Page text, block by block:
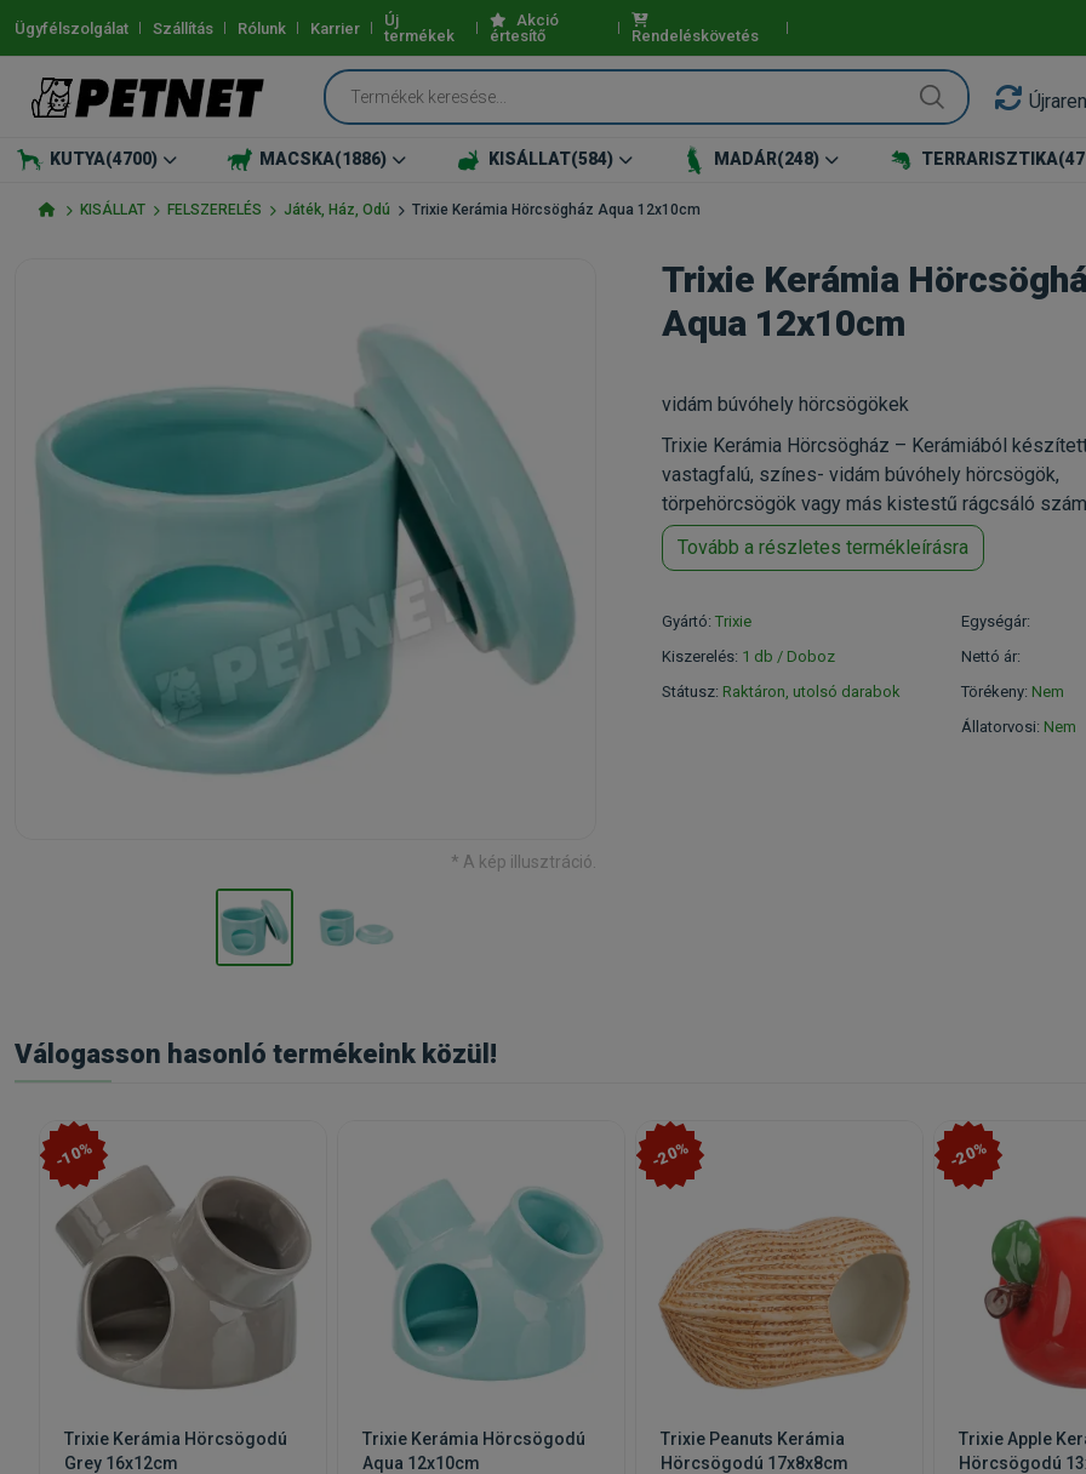
Ügyfélszolgálat Szállítás Rólunk Karrier
Új
termékek
Akció
értesítő
Rendeléskövetés
KUTYA(4700) MACSKA(1886) KISÁLLAT(584) MADÁR(248) TERRARISZTIKA
KISÁLLAT FELSZERELÉS Játék, Ház, Odú Trixie Kerámia Hörcsögház Aqua 12x10cm
* A kép illusztráció.
Trixie Kerámia
Aqua 12x10cm
vidám búvóhely hörcsögökek
Trixie Kerámia Hörcsögház – Kerámiából
vastagfalú, színes- vidám búvóhely hörcsögök,
törpehörcsögök vagy más kistestű rágcsáló
Tovább a részletes termékleírásra
Gyártó: Trixie
Kiszerelés: 1 db / Doboz
Státusz: Raktáron, utolsó darabok
Egységár:
Nettó ár:
Törékeny: Nem
Állatorvosi: Nem
Válogasson hasonló termékeink közül!
-10%
Trixie Kerámia Hörcsögodú
Grey 16x12cm
Trixie Kerámia Hörcsögodú
Aqua 12x10cm
-20%
Trixie Peanuts Kerámia
Hörcsögodú 17x8x8cm
-20%
Trixie Apple
Hörcsögodú